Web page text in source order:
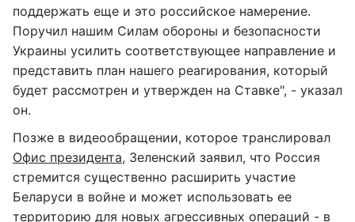
поддержать еще и это российское намерение.
Поручил нашим Силам обороны и безопасности
Украины усилить соответствующее направление и
представить план нашего реагирования, который
будет рассмотрен и утвержден на Ставке", - указал
он.
Позже в видеообращении, которое транслировал
Офис президента, Зеленский заявил, что Россия
стремится существенно расширить участие
Беларуси в войне и может использовать ее
территорию для новых агрессивных операций - в